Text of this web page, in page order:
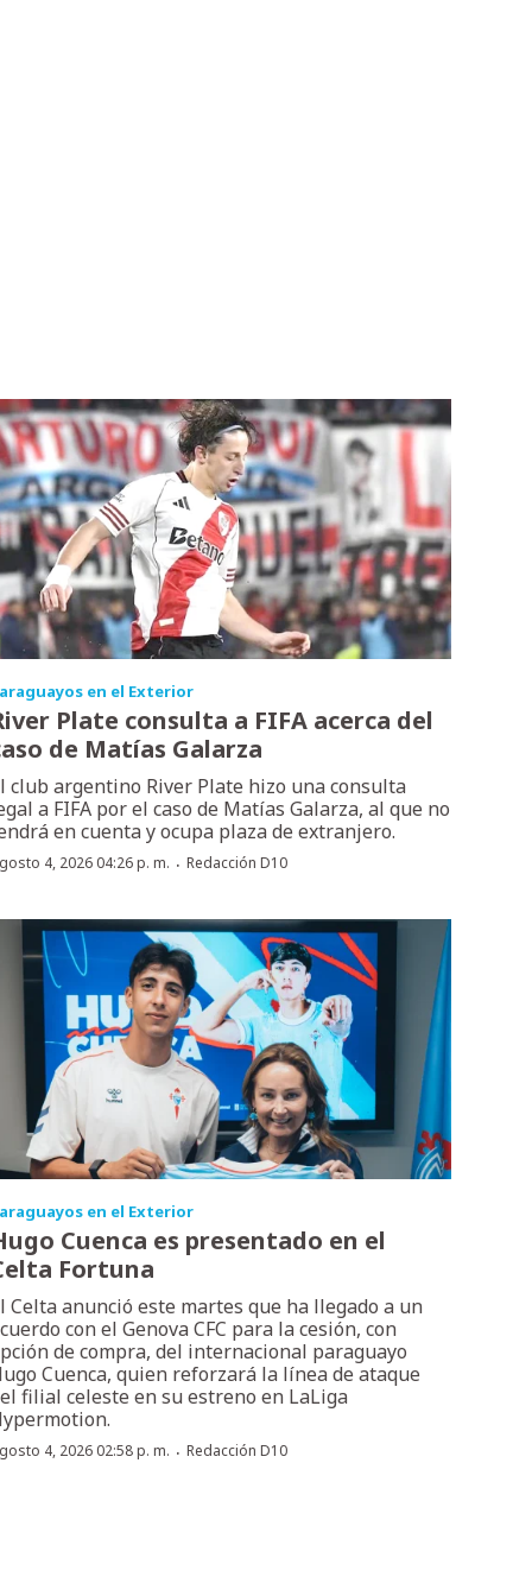
en el Exterior
Plate consulta a FIFA acerca del
de Matías Galarza
club argentino River Plate hizo una consulta
a FIFA por el caso de Matías Galarza, al que no
en cuenta y ocupa plaza de extranjero.
4, 2026 04:26 p. m. · Redacción D10
en el Exterior
Cuenca es presentado en el
Fortuna
Celta anunció este martes que ha llegado a un
con el Genova CFC para la cesión, con
de compra, del internacional paraguayo
Cuenca, quien reforzará la línea de ataque
filial celeste en su estreno en LaLiga
4, 2026 02:58 p. m. · Redacción D10